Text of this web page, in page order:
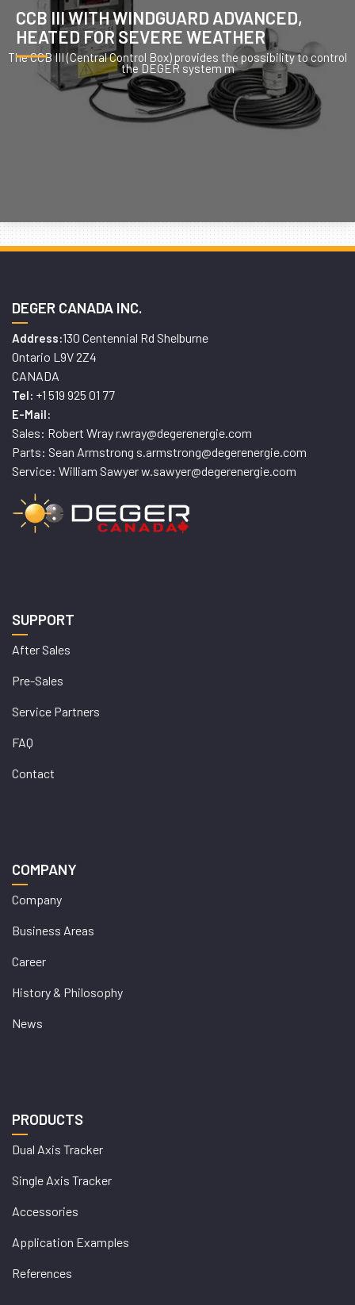
CCB III WITH WINDGUARD ADVANCED,
HEATED FOR SEVERE WEATHER
The CCB III (Central Control Box) provides the possibility to control
the DEGER system m
DEGER CANADA INC.
Address:130 Centennial Rd Shelburne
Ontario L9V 2Z4
CANADA
Tel: +1 519 925 01 77
E-Mail:
Sales: Robert Wray r.wray@degerenergie.com
Parts: Sean Armstrong s.armstrong@degerenergie.com
Service: William Sawyer w.sawyer@degerenergie.com
SUPPORT
After Sales
Pre-Sales
Service Partners
FAQ
Contact
COMPANY
Company
Business Areas
Career
History & Philosophy
News
PRODUCTS
Dual Axis Tracker
Single Axis Tracker
Accessories
Application Examples
References